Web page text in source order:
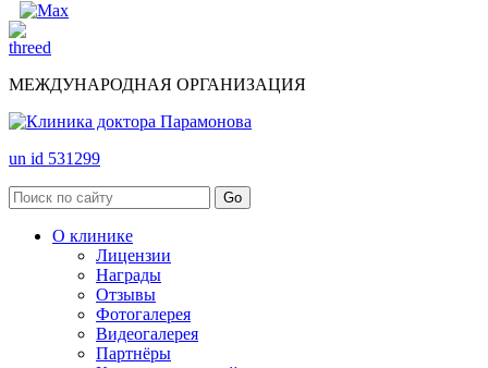
МЕЖДУНАРОДНАЯ ОРГАНИЗАЦИЯ
un id 531299
О клинике
Лицензии
Награды
Отзывы
Фотогалерея
Видеогалерея
Партнёры